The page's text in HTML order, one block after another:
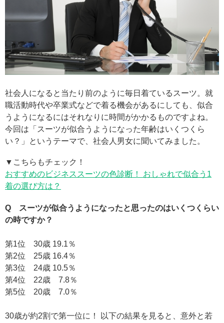
社会人になると当たり前のように毎日着ているスーツ。就
職活動時代や卒業式などで着る機会があるにしても、似合
うようになるにはそれなりに時間がかかるものですよね。
今回は「スーツが似合うようになった年齢はいくつくら
い？」というテーマで、社会人男女に聞いてみました。
▼こちらもチェック！
おすすめのビジネススーツの色診断！ おしゃれで似合う1
着の選び方は？
Q スーツが似合うようになったと思ったのはいくつくらい
の時ですか？
第1位 30歳 19.1％
第2位 25歳 16.4％
第3位 24歳 10.5％
第4位 22歳 7.8％
第5位 20歳 7.0％
30歳が約2割で第一位に！ 以下の結果を見ると、意外と若